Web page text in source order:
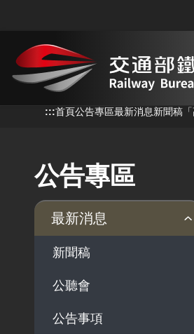
:::首頁公告專區最新消息新聞稿
公告專區
最新消息
新聞稿
公聽會
公告事項